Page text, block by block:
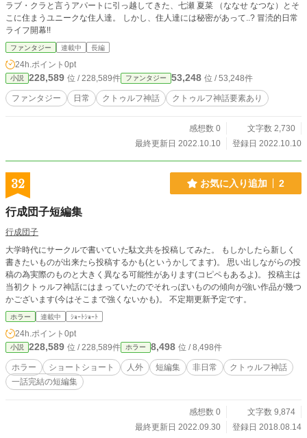
ラブ・クラと言うアパートに引っ越してきた、七瀬 夏菜 （ななせ なつな）とそ
こに住まうユニークな住人達。 しかし、住人達には秘密があって..? 冒涜的日常
ライフ開幕!!
ファンタジー 連載中 長編
24h.ポイント 0pt
小説 228,589 位 / 228,589件 ファンタジー 53,248 位 / 53,248件
ファンタジー 日常 クトゥルフ神話 クトゥルフ神話要素あり
感想数 0
文字数 2,730
最終更新日 2022.10.10
登録日 2022.10.10
32 お気に入り追加 2
行成団子短編集
行成団子
大学時代にサークルで書いていた駄文共を投稿してみた。 もしかしたら新しく
書きたいものが出来たら投稿するかも(というかしてます)。 思い出しながらの投
稿の為実際のものと大きく異なる可能性があります(コピペもあるよ)。 投稿主は
当初クトゥルフ神話にはまっていたのでそれっぽいものの傾向が強い作品が幾つ
かございます(今はそこまで強くないかも)。 不定期更新予定です。
ホラー 連載中 ｼｮｰﾄｼｮｰﾄ
24h.ポイント 0pt
小説 228,589 位 / 228,589件 ホラー 8,498 位 / 8,498件
ホラー ショートショート 人外 短編集 非日常
クトゥルフ神話
一話完結の短編集
感想数 0
文字数 9,874
最終更新日 2022.09.30
登録日 2018.08.14